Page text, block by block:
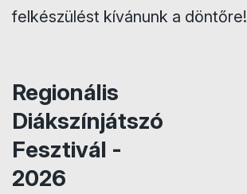
felkészülést kívánunk a döntőre!
Regionális
Diákszínjátszó
Fesztivál -
2026